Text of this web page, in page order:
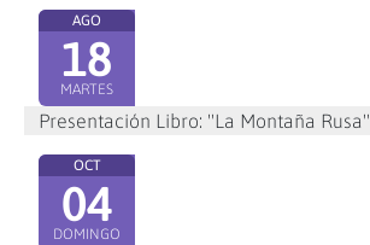
AGO
18
MARTES
Presentación Libro: "La Montaña Rusa"
OCT
04
DOMINGO